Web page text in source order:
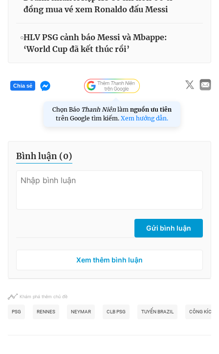
đồng mua vé xem Ronaldo đấu Messi
HLV PSG cảnh báo Messi và Mbappe:
‘World Cup đã kết thúc rồi’
Chia sẻ
Chọn Báo Thanh Niên làm nguồn ưu tiên
trên Google tìm kiếm. Xem hướng dẫn.
Bình luận (0)
Gửi bình luận
Xem thêm bình luận
Khám phá thêm chủ đề
PSG RENNES NEYMAR CLB PSG TUYỂN BRAZIL CÔNG KÍCH